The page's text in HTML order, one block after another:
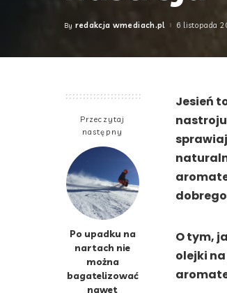
Posted
By redakcja wmediach.pl 6 listopada
Przeczytaj
następny
Po upadku na
nartach nie
można
bagatelizować
nawet
Jesień
O tym,
olejki